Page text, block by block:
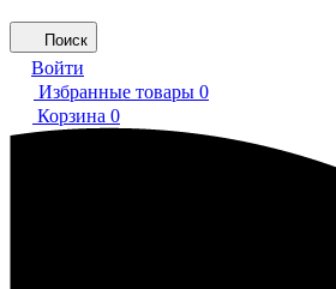
Поиск
Войти
Избранные товары 0
Корзина 0